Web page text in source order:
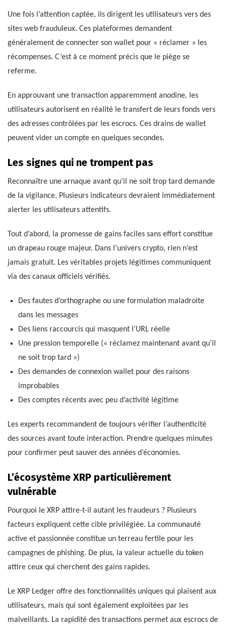
Une fois l’attention captée, ils dirigent les utilisateurs vers des
sites web frauduleux. Ces plateformes demandent
généralement de connecter son wallet pour « réclamer » les
récompenses. C’est à ce moment précis que le piège se
referme.
En approuvant une transaction apparemment anodine, les
utilisateurs autorisent en réalité le transfert de leurs fonds vers
des adresses contrôlées par les escrocs. Ces drains de wallet
peuvent vider un compte en quelques secondes.
Les signes qui ne trompent pas
Reconnaître une arnaque avant qu’il ne soit trop tard demande
de la vigilance. Plusieurs indicateurs devraient immédiatement
alerter les utilisateurs attentifs.
Tout d’abord, la promesse de gains faciles sans effort constitue
un drapeau rouge majeur. Dans l’univers crypto, rien n’est
jamais gratuit. Les véritables projets légitimes communiquent
via des canaux officiels vérifiés.
Des fautes d’orthographe ou une formulation maladroite
dans les messages
Des liens raccourcis qui masquent l’URL réelle
Une pression temporelle (« réclamez maintenant avant qu’il
ne soit trop tard »)
Des demandes de connexion wallet pour des raisons
improbables
Des comptes récents avec peu d’activité légitime
Les experts recommandent de toujours vérifier l’authenticité
des sources avant toute interaction. Prendre quelques minutes
pour confirmer peut sauver des années d’économies.
L’écosystème XRP particulièrement
vulnérable
Pourquoi le XRP attire-t-il autant les fraudeurs ? Plusieurs
facteurs expliquent cette cible privilégiée. La communauté
active et passionnée constitue un terreau fertile pour les
campagnes de phishing. De plus, la valeur actuelle du token
attire ceux qui cherchent des gains rapides.
Le XRP Ledger offre des fonctionnalités uniques qui plaisent aux
utilisateurs, mais qui sont également exploitées par les
malveillants. La rapidité des transactions permet aux escrocs de